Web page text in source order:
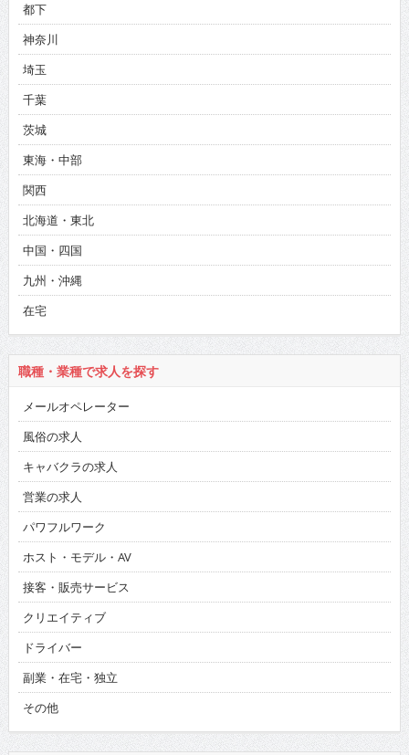
都下
神奈川
埼玉
千葉
茨城
東海・中部
関西
北海道・東北
中国・四国
九州・沖縄
在宅
職種・業種で求人を探す
メールオペレーター
風俗の求人
キャバクラの求人
営業の求人
パワフルワーク
ホスト・モデル・AV
接客・販売サービス
クリエイティブ
ドライバー
副業・在宅・独立
その他